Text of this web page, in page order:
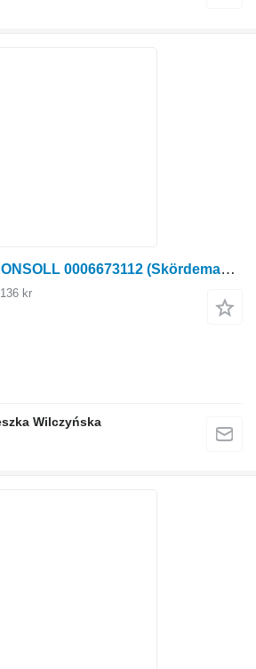
Claas Lexion 600 KONSOLL 0006673112 (Skördemaskinens drivning, utan spot-facing till Claas Lexion 600 skördetröska
kr
Wilczyńska